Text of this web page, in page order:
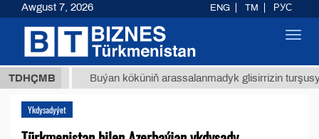
TDHÇMBBuýan köküniň arassalanmadyk glisirrizin turşusy (t.)
Ykdysadyýet
Awgust 7, 2026 ENG TM РУС